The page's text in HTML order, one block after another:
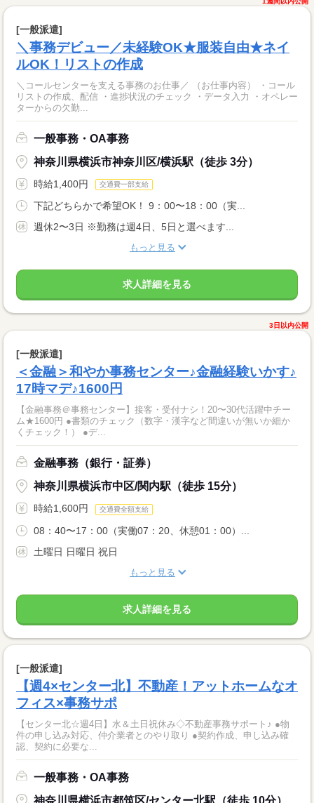
[一般派遣]
＼事務デビュー／未経験OK★服装自由★ネイ
ルOK！リストの作成
＼コールセンターを支える事務のお仕事／ （お仕事内容） ・コール
リストの作成、配信 ・進捗状況のチェック ・データ入力 ・オペレー
ターからの欠勤...
一般事務・OA事務
神奈川県横浜市神奈川区/横浜駅（徒歩 3分）
時給1,400円 交通費一部支給
下記どちらかで希望OK！ 9：00〜18：00（実...
週休2〜3日 ※勤務は週4日、5日と選べます...
もっと見る
求人詳細を見る
3日以内公開
[一般派遣]
＜金融＞和やか事務センター♪金融経験いかす♪
17時マデ♪1600円
【金融事務＠事務センター】接客・受付ナシ！20〜30代活躍中チー
ム★1600円 ●書類のチェック（数字・漢字など間違いが無いか細か
くチェック！） ●デ...
金融事務（銀行・証券）
神奈川県横浜市中区/関内駅（徒歩 15分）
時給1,600円 交通費全額支給
08：40〜17：00（実働07：20、休憩01：00）...
土曜日 日曜日 祝日
もっと見る
求人詳細を見る
[一般派遣]
【週4×センター北】不動産！アットホームなオ
フィス×事務サポ
【センター北☆週4日】水＆土日祝休み◇不動産事務サポート♪ ●物
件の申し込み対応、仲介業者とのやり取り ●契約作成、申し込み確
認、契約に必要な...
一般事務・OA事務
神奈川県横浜市都筑区/センター北駅（徒歩 10分）